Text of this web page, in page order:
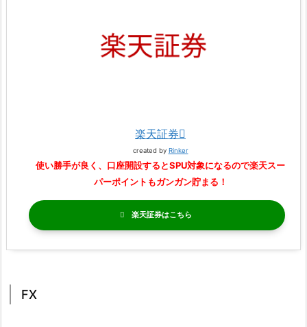
楽天証券
created by Rinker
使い勝手が良く、口座開設するとSPU対象になるので楽天スー
パーポイントもガンガン貯まる！
楽天証券
FX